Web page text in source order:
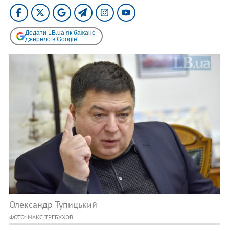
Додати LB.ua як бажане
джерело в Google
Олександр Тупицький
ФОТО: МАКС ТРЕБУХОВ